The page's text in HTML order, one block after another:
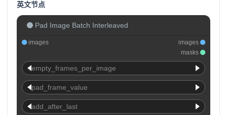
英文节点
Pad Image Batch Interleaved
images
images
masks
empty_frames_per_image
pad_frame_value
add_after_last